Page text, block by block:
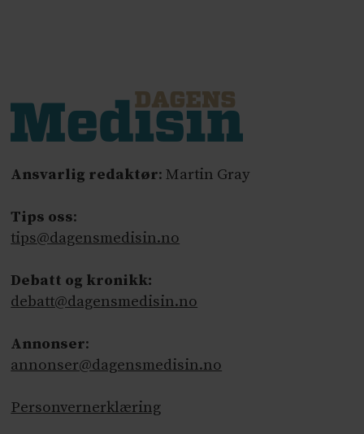
Ansvarlig redaktør: Martin Gray
Tips oss:
tips@dagensmedisin.no
Debatt og kronikk:
debatt@dagensmedisin.no
Annonser:
annonser@dagensmedisin.no
Personvernerklæring